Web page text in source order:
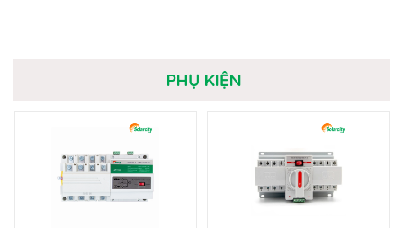
PHỤ KIỆN